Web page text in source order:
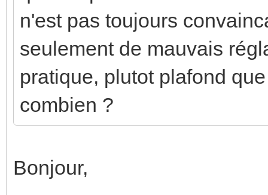
n'est pas toujours
seulement de mauvais
pratique, plutot plafond
combien ?
Bonjour,